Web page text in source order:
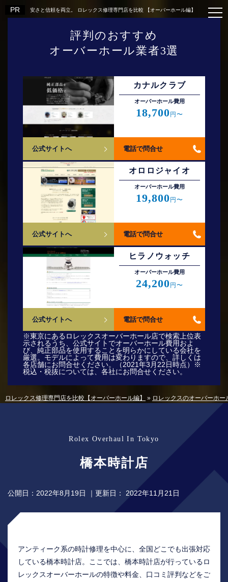
安さと信頼を両立。 ロレックス修理専門店を比較 【オーバーホール編】
評判のおすすめ
オーバーホール業者3選
カナルクラブ
オーバーホール費⽤
18,700 円〜
公式サイトへ 電話で問合せ
オロロジャイオ
オーバーホール費⽤
19,800 円〜
公式サイトへ 電話で問合せ
ヒラノウォッチ
オーバーホール費⽤
24,200 円〜
公式サイトへ 電話で問合せ
※東京にあるロレックスオーバーホール店で検索上位表
示されるうち、公式サイトでオーバーホール費用およ
び、純正部品を使用することを明らかにしている会社を
厳選。モデルによって費用は変わりますので、詳しくは
各店舗にお問合せください。（2021年3月22日時点）※
税込・税抜については、各社にお問合せください。
ロレックス修理専門店を比較【オーバーホール編】 » ロレックスのオーバーホー
橋本時計店
公開日： 2022年8月19日 ｜更新日： 2022年11月21日
アンティーク系の時計修理を中心に、全国どこでも出張対応
している橋本時計店。ここでは、橋本時計店が行っているロ
レックスオーバーホールの特徴や料金、口コミ評判などをご